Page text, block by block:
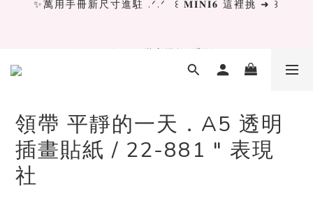
[ 𝙇𝙖 𝘿𝙤𝙡𝙘𝙚 𝙑𝙞𝙩𝙖 ] 甜蜜慢旅 系列 𝙉𝙀𝙒 𝙄𝙉 →
✨萬用手冊新尺寸進駐 .ᐟ.ᐟ  ꒰ 𝐌𝐈𝐍𝐈𝟔 這裡挑 ➜ ꒱
領帶 平靜的一天．A5 透明
插畫貼紙 / 22-881 " 表現
社